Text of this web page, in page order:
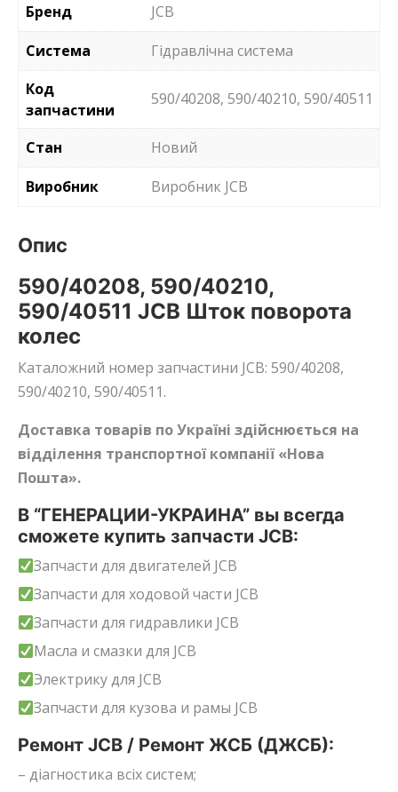
Бренд
JCB
Система
Гідравлічна система
Код
запчастини
590/40208, 590/40210, 590/40511
Стан
Новий
Виробник
Виробник JCB
Опис
590/40208, 590/40210,
590/40511 JCB Шток поворота
колес
Каталожний номер запчастини JCB: 590/40208,
590/40210, 590/40511.
Доставка товарів по Україні здійснюється на
відділення транспортної компанії «Нова
Пошта».
В “ГЕНЕРАЦИИ-УКРАИНА” вы всегда
сможете купить запчасти JCB:
Запчасти для двигателей JCB
Запчасти для ходовой части JCB
Запчасти для гидравлики JCB
Масла и смазки для JCB
Электрику для JCB
Запчасти для кузова и рамы JCB
Ремонт JCB / Ремонт ЖСБ (ДЖСБ):
– діагностика всіх систем;